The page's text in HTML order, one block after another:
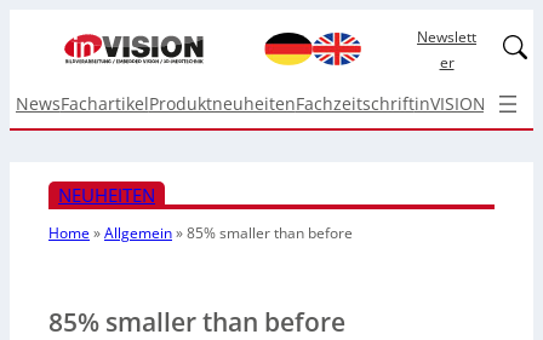
Newslett
er
NewsFachartikelProduktneuheitenFachzeitschriftinVISION Top
NEUHEITEN
Home»Allgemein»85% smaller than before
85% smaller than before